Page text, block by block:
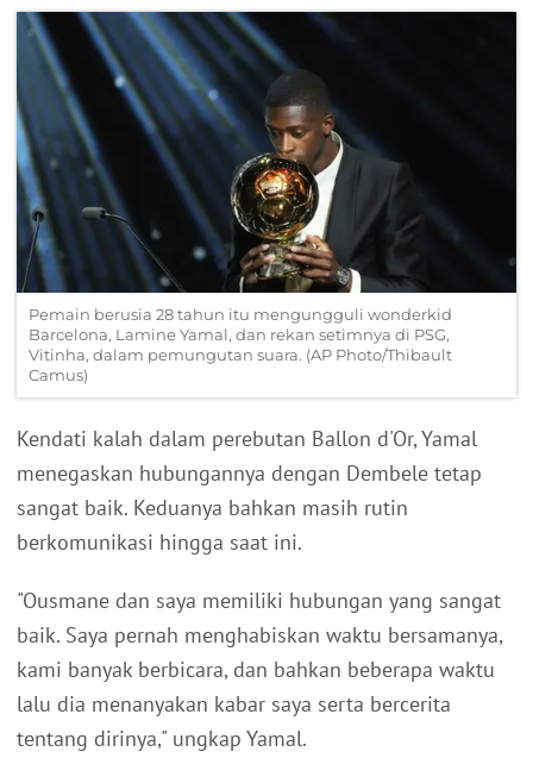
Pemain berusia 28 tahun itu mengungguli wonderkid
Barcelona, Lamine Yamal, dan rekan setimnya di PSG,
Vitinha, dalam pemungutan suara. (AP Photo/Thibault
Camus)
Kendati kalah dalam perebutan Ballon d'Or, Yamal
menegaskan hubungannya dengan Dembele tetap
sangat baik. Keduanya bahkan masih rutin
berkomunikasi hingga saat ini.
"Ousmane dan saya memiliki hubungan yang sangat
baik. Saya pernah menghabiskan waktu bersamanya,
kami banyak berbicara, dan bahkan beberapa waktu
lalu dia menanyakan kabar saya serta bercerita
tentang dirinya," ungkap Yamal.